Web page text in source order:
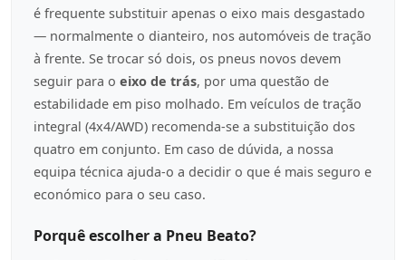
é frequente substituir apenas o eixo mais desgastado
— normalmente o dianteiro, nos automóveis de tração
à frente. Se trocar só dois, os pneus novos devem
seguir para o eixo de trás, por uma questão de
estabilidade em piso molhado. Em veículos de tração
integral (4x4/AWD) recomenda-se a substituição dos
quatro em conjunto. Em caso de dúvida, a nossa
equipa técnica ajuda-o a decidir o que é mais seguro e
económico para o seu caso.
Porquê escolher a Pneu Beato?